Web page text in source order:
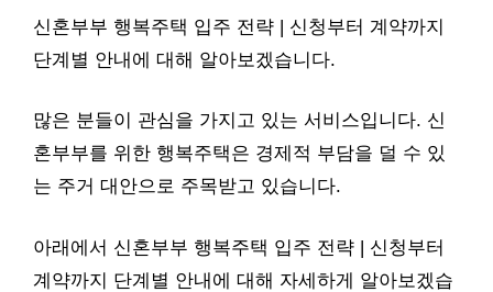
신혼부부 행복주택 입주 전략 | 신청부터 계약까지
단계별 안내에 대해 알아보겠습니다.
많은 분들이 관심을 가지고 있는 서비스입니다. 신
혼부부를 위한 행복주택은 경제적 부담을 덜 수 있
는 주거 대안으로 주목받고 있습니다.
아래에서 신혼부부 행복주택 입주 전략 | 신청부터
계약까지 단계별 안내에 대해 자세하게 알아보겠습